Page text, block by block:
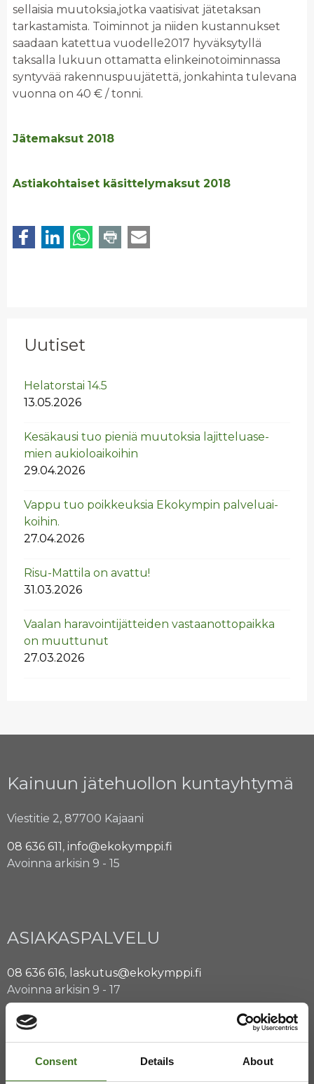
Consent Details About
Uutiset
He­la­tors­tai 14.5
13.05.2026
Ke­sä­kausi tuo pie­niä muu­tok­sia la­jit­te­lua­se­
mien au­kio­loai­koi­hin
29.04.2026
Vappu tuo poik­keuk­sia Eko­kym­pin pal­ve­luai­
koi­hin.
27.04.2026
Risu-Mat­ti­la on avat­tu!
31.03.2026
Vaa­lan ha­ra­voin­ti­jät­tei­den vas­taan­ot­to­paik­ka
on muut­tu­nut
27.03.2026
sellaisia muutoksia,jotka vaatisivat jätetaksan
tarkastamista. Toiminnot ja niiden kustannukset
saadaan katettua vuodelle2017 hyväksytyllä
taksalla lukuun ottamatta elinkeinotoiminnassa
syntyvää rakennuspuujätettä, jonkahinta tulevana
vuonna on 40 € / tonni.
Jätemaksut 2018
Astiakohtaiset käsittelymaksut 2018
Kainuun jätehuollon kuntayhtymä
Viestitie 2, 87700 Kajaani
08 636 611, info@ekokymppi.fi
Avoinna arkisin 9 - 15
ASIAKASPALVELU
08 636 616, laskutus@ekokymppi.fi
Avoinna arkisin 9 - 17
Majasaaren jätekeskus
Mustantie 500, 87900 Kajaani